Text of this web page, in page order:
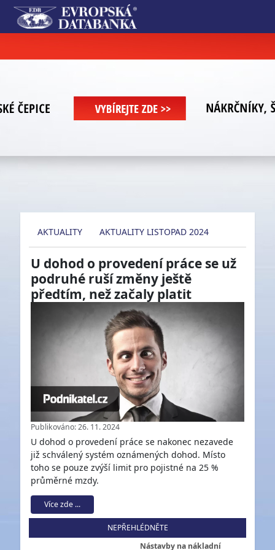
AKTUALITY AKTUALITY LISTOPAD 2024
U dohod o provedení práce se už
podruhé ruší změny ještě
předtím, než začaly platit
Publikováno: 26. 11. 2024
U dohod o provedení práce se nakonec nezavede
již schválený systém oznámených dohod. Místo
toho se pouze zvýší limit pro pojistné na 25 %
průměrné mzdy.
Více zde ...
NEPŘEHLÉDNĚTE
Nástavby na nákladní